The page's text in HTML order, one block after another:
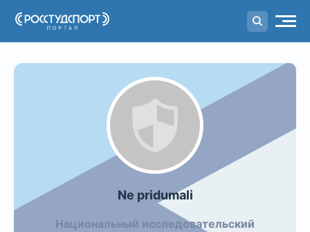
Порталстуденческого спорта
Ne pridumali
Национальный исследовательский
Календарь команды: Ne